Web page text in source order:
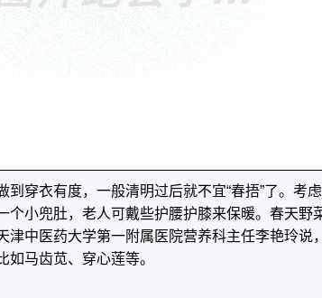
到穿衣有度，一般清明过后就不宜“春捂”了。考
个小兜肚，老人可戴些护腰护膝来保暖。春天野
津中医药大学第一附属医院营养科主任李艳玲说
马齿苋、穿心莲等。